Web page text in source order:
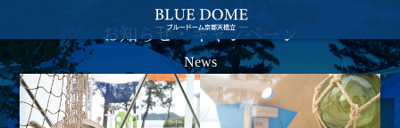
お知らせ・キャンペーン
News